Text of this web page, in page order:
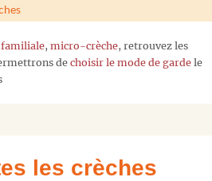
familiale, micro-crèche, retrouvez les
de choisir le mode de garde le
les crèches